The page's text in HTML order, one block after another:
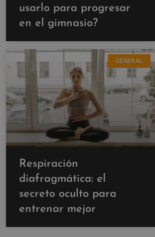
usarlo para progresar
en el gimnasio?
GENERAL
Respiración
diafragmática: el
secreto oculto para
entrenar mejor